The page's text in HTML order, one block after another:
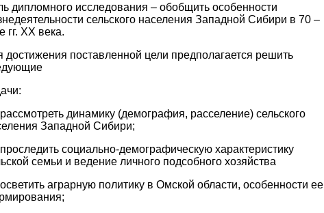
дипломного исследования – обобщить особенности
сельского населения Западной Сибири в 70 –
гг. XX века.
достижения поставленной цели предполагается решить
динамику (демография, расселение) сельского
Западной Сибири;
социально-демографическую характеристику
семьи и ведение личного подсобного хозяйства
аграрную политику в Омской области, особенности ее